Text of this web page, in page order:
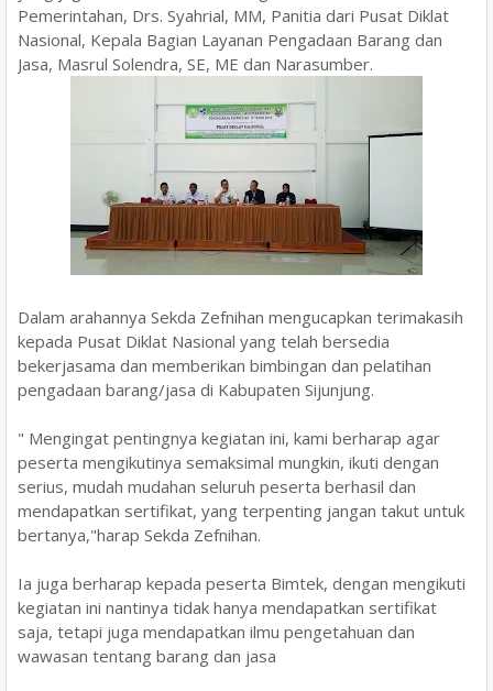
Pemerintahan, Drs. Syahrial, MM, Panitia dari Pusat Diklat
Nasional, Kepala Bagian Layanan Pengadaan Barang dan
Jasa, Masrul Solendra, SE, ME dan Narasumber.
Dalam arahannya Sekda Zefnihan mengucapkan terimakasih
kepada Pusat Diklat Nasional yang telah bersedia
bekerjasama dan memberikan bimbingan dan pelatihan
pengadaan barang/jasa di Kabupaten Sijunjung.
" Mengingat pentingnya kegiatan ini, kami berharap agar
peserta mengikutinya semaksimal mungkin, ikuti dengan
serius, mudah mudahan seluruh peserta berhasil dan
mendapatkan sertifikat, yang terpenting jangan takut untuk
bertanya,"harap Sekda Zefnihan.
Ia juga berharap kepada peserta Bimtek, dengan mengikuti
kegiatan ini nantinya tidak hanya mendapatkan sertifikat
saja, tetapi juga mendapatkan ilmu pengetahuan dan
wawasan tentang barang dan jasa